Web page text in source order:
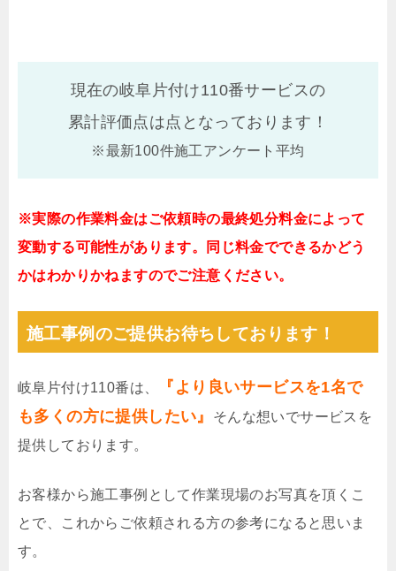
現在の岐阜片付け110番サービスの
累計評価点は点となっております！
※最新100件施工アンケート平均
※実際の作業料金はご依頼時の最終処分料金によって
変動する可能性があります。同じ料金でできるかどう
かはわかりかねますのでご注意ください。
施工事例のご提供お待ちしております！
岐阜片付け110番は、
『より良いサービスを1名で
も多くの方に提供したい』
そんな想いでサービスを
提供しております。
お客様から施工事例として作業現場のお写真を頂くこ
とで、これからご依頼される方の参考になると思いま
す。